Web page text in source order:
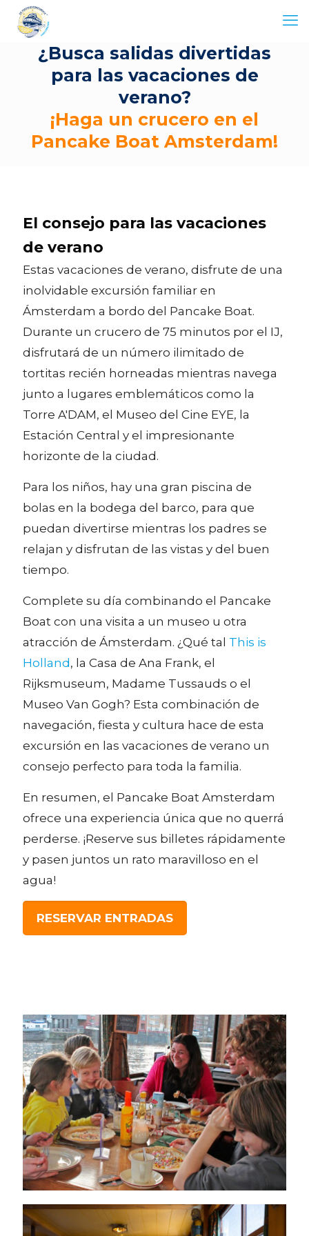
¿Busca salidas divertidas
para las vacaciones de
verano?
¡Haga un crucero en el
Pancake Boat Amsterdam!
El consejo para las vacaciones
de verano
Estas vacaciones de verano, disfrute de una
inolvidable excursión familiar en
Ámsterdam a bordo del Pancake Boat.
Durante un crucero de 75 minutos por el IJ,
disfrutará de un número ilimitado de
tortitas recién horneadas mientras navega
junto a lugares emblemáticos como la
Torre A'DAM, el Museo del Cine EYE, la
Estación Central y el impresionante
horizonte de la ciudad.
Para los niños, hay una gran piscina de
bolas en la bodega del barco, para que
puedan divertirse mientras los padres se
relajan y disfrutan de las vistas y del buen
tiempo.
Complete su día combinando el Pancake
Boat con una visita a un museo u otra
atracción de Ámsterdam. ¿Qué tal This is
Holland , la Casa de Ana Frank, el
Rijksmuseum, Madame Tussauds o el
Museo Van Gogh? Esta combinación de
navegación, fiesta y cultura hace de esta
excursión en las vacaciones de verano un
consejo perfecto para toda la familia.
En resumen, el Pancake Boat Amsterdam
ofrece una experiencia única que no querrá
perderse. ¡Reserve sus billetes rápidamente
y pasen juntos un rato maravilloso en el
agua!
RESERVAR ENTRADAS